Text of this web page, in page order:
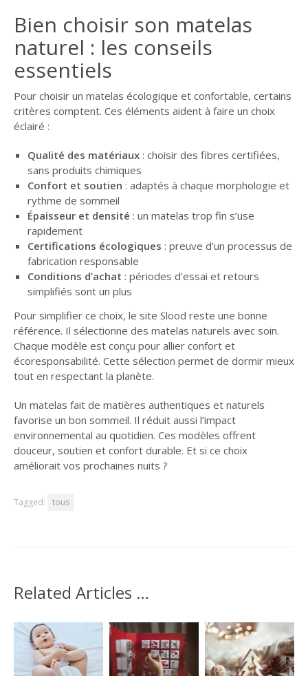
Bien choisir son matelas
naturel : les conseils
essentiels
Pour choisir un matelas écologique et confortable, certains
critères comptent. Ces éléments aident à faire un choix
éclairé :
Qualité des matériaux: choisir des fibres certifiées,
sans produits chimiques
Confort et soutien : adaptés à chaque morphologie et
rythme de sommeil
Épaisseur et densité : un matelas trop fin s’use
rapidement
Certifications écologiques : preuve d’un processus de
fabrication responsable
Conditions d’achat : périodes d’essai et retours
simplifiés sont un plus
Pour simplifier ce choix, le site Slood reste une bonne
référence. Il sélectionne des matelas naturels avec soin.
Chaque modèle est conçu pour allier confort et
écoresponsabilité. Cette sélection permet de dormir mieux
tout en respectant la planète.
Un matelas fait de matières authentiques et naturels
favorise un bon sommeil. Il réduit aussi l’impact
environnemental au quotidien. Ces modèles offrent
douceur, soutien et confort durable. Et si ce choix
améliorait vos prochaines nuits ?
Tagged: tous
Related Articles …